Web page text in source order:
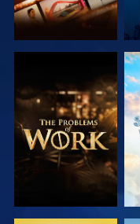
SERIE
ENTDECKEN